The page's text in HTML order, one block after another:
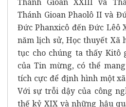
Thánh Gioan Phaolô II và
Đức Phanxicô đến Đức Lêô
năm lịch sử, Học thuyết Xã
tục cho chúng ta thấy Kitô
của Tin mừng, có thể
tích cực để định hình một
Với sự trỗi dậy của công
thế kỷ XIX và những hậu